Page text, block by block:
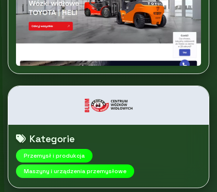
Kategorie
Przemysł i produkcja
Maszyny i urządzenia przemysłowe